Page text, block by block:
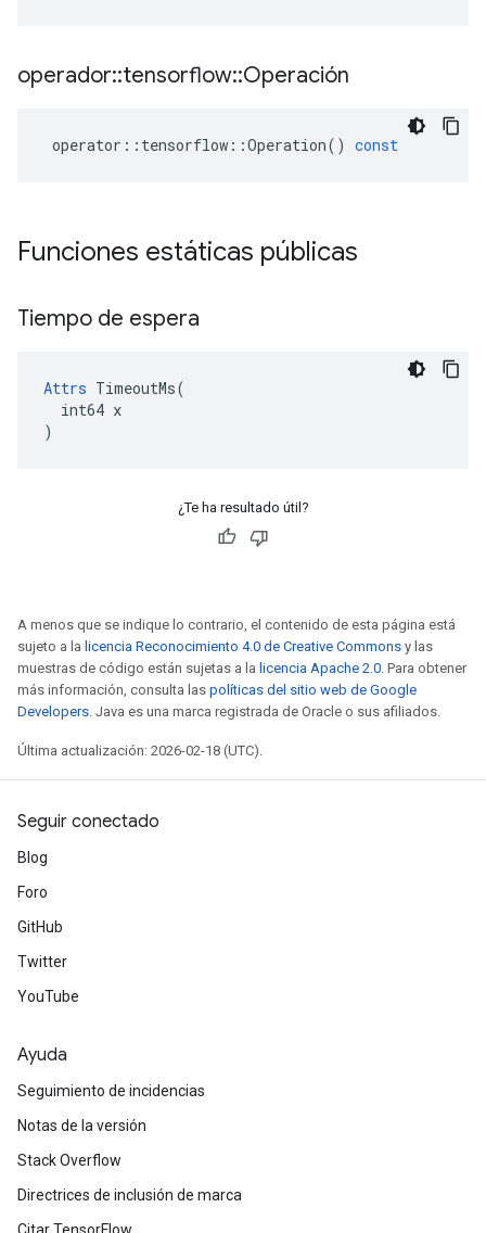
operador::tensorflow::Operación
operator :: tensorflow ::Operation() const
Funciones estáticas públicas
Tiempo de espera
Attrs TimeoutMs(
  int64 x
)
¿Te ha resultado útil?
A menos que se indique lo contrario, el contenido de esta página está
sujeto a la licencia Reconocimiento 4.0 de Creative Commons y las
muestras de código están sujetas a la licencia Apache 2.0. Para obtener
más información, consulta las políticas del sitio web de Google
Developers. Java es una marca registrada de Oracle o sus afiliados.
Última actualización: 2026-02-18 (UTC).
Seguir conectado
Blog
Foro
GitHub
Twitter
YouTube
Ayuda
Seguimiento de incidencias
Notas de la versión
Stack Overflow
Directrices de inclusión de marca